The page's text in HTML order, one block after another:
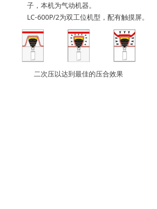
子，本机为气动机器。
LC-600P/2为双工位机型，配有触摸屏。
二次压以达到最佳的压合效果